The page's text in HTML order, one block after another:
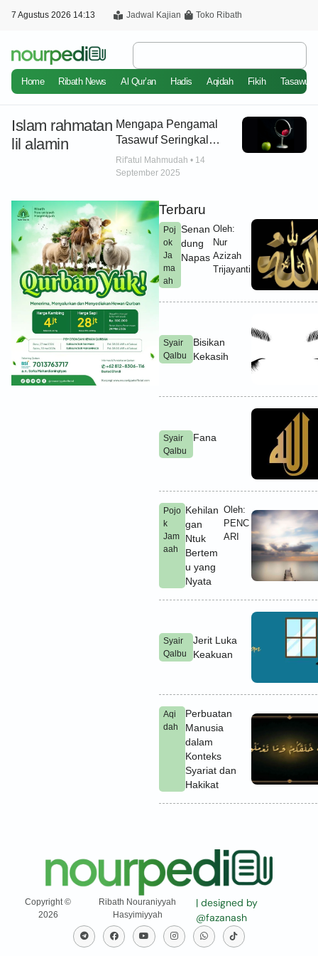
7 Agustus 2026 14:13 Jadwal Kajian Toko Ribath
Home Ribath News Al Qur’an Hadis Aqidah Fikih Tasawuf
Islam rahmatan
lil alamin
Mengapa Pengamal
Tasawuf Seringkali
Dianggap Sesat &
Menyimpang?
Rif'atul Mahmudah 14
September 2025
Terbaru
Poj
ok
Ja
ma
ah
Senan
dung
Napas
Oleh:
Nur
Azizah
Trijayanti
Syair
Qalbu
Bisikan
Kekasih
Syair
Qalbu
Fana
Pojo
k
Jam
aah
Kehilan
gan
Ntuk
Bertem
u yang
Nyata
Oleh:
PENC
ARI
Syair
Qalbu
Jerit Luka
Keakuan
Aqi
dah
Perbuatan
Manusia
dalam
Konteks
Syariat dan
Hakikat
Copyright ©
2026
Ribath Nouraniyyah
Hasyimiyyah
| designed by
@fazanash